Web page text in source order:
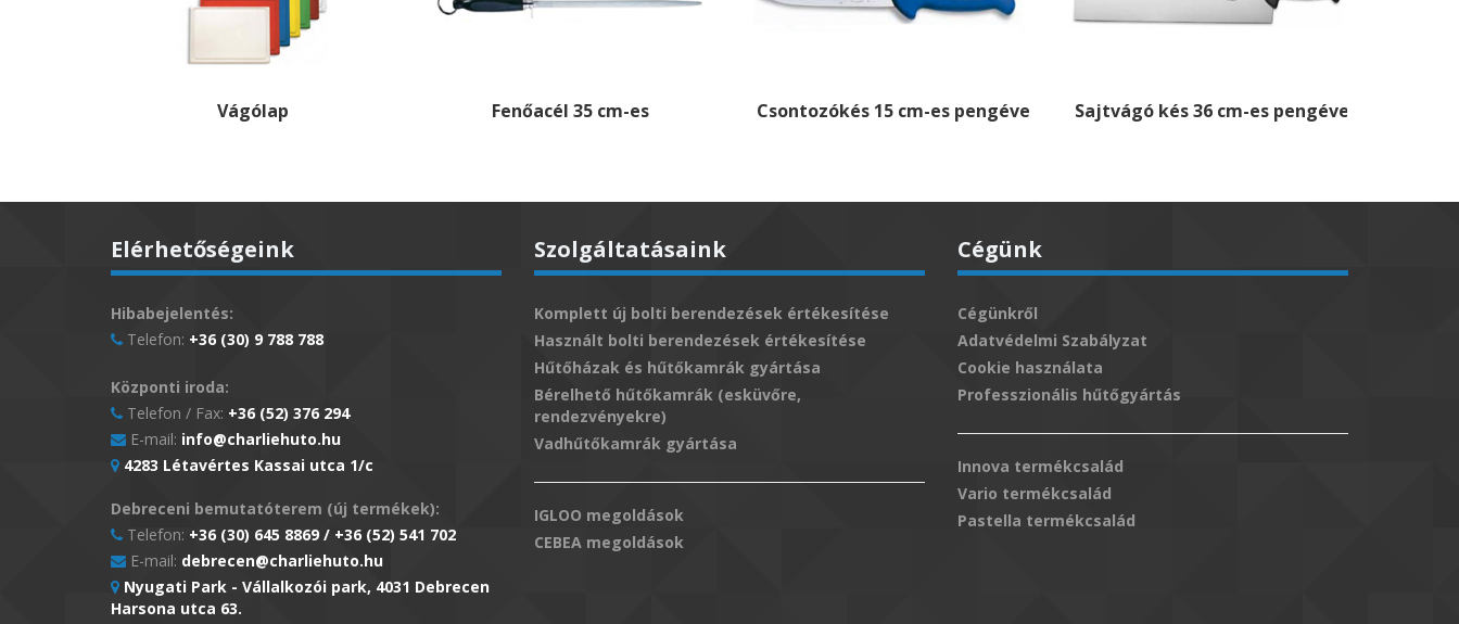
Vágólap Fenőacél 35 cm-es Csontozókés 15 cm-es pengével Sajtvágó kés 36 cm-es pengével
Elérhetőségeink
Hibabejelentés:
Telefon: +36 (30) 9 788 788
Központi iroda:
Telefon / Fax: +36 (52) 376 294
E-mail: info@charliehuto.hu
4283 Létavértes Kassai utca 1/c
Debreceni bemutatóterem (új termékek):
Telefon: +36 (30) 645 8869 / +36 (52) 541 702
E-mail: debrecen@charliehuto.hu
Nyugati Park - Vállalkozói park, 4031 Debrecen
Harsona utca 63.
Szolgáltatásaink
Komplett új bolti berendezések értékesítése
Használt bolti berendezések értékesítése
Hűtőházak és hűtőkamrák gyártása
Bérelhető hűtőkamrák (esküvőre,
rendezvényekre)
Vadhűtőkamrák gyártása
IGLOO megoldások
CEBEA megoldások
Cégünk
Cégünkről
Adatvédelmi Szabályzat
Cookie használata
Professzionális hűtőgyártás
Innova termékcsalád
Vario termékcsalád
Pastella termékcsalád